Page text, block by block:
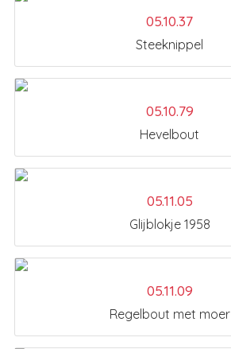
05.10.37
Steeknippel
05.10.79
Hevelbout
05.11.05
Glijblokje 1958
05.11.09
Regelbout met moer